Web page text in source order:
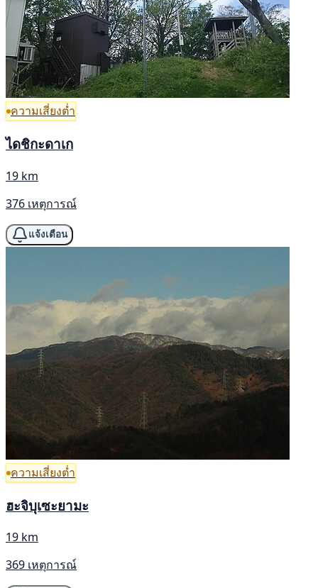
ความเสี่ยงต่ำ
ไดชิกะดาเก
19 km
376 เหตุการณ์
แจ้งเตือน
ความเสี่ยงต่ำ
ฮะจิบุเซะยามะ
19 km
369 เหตุการณ์